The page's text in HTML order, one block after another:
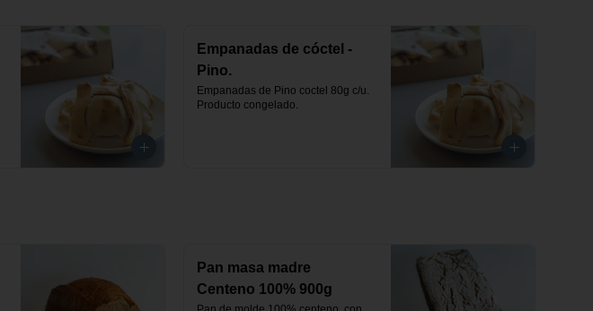
Empanadas de cóctel -
Pino.
Empanadas de Pino coctel 80g c/u.
Producto congelado.
Pan masa madre
Centeno 100% 900g